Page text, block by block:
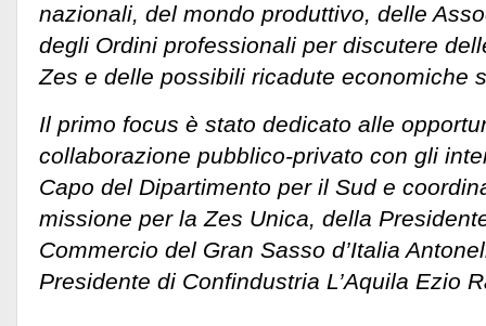
nazionali, del mondo produttivo, delle
degli Ordini professionali per discutere
Zes e delle possibili ricadute economiche
Il primo focus è stato dedicato alle
collaborazione pubblico-privato con gli
Capo del Dipartimento per il Sud e
missione per la Zes Unica, della
Commercio del Gran Sasso d’Italia
Presidente di Confindustria L’Aquila Ezio